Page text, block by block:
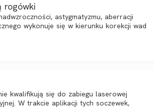
rogówki
astygmatyzmu, aberracji
wykonuje się w kierunku korekcji wad
kwalifikują się do zabiegu laserowej
W trakcie aplikacji tych soczewek,